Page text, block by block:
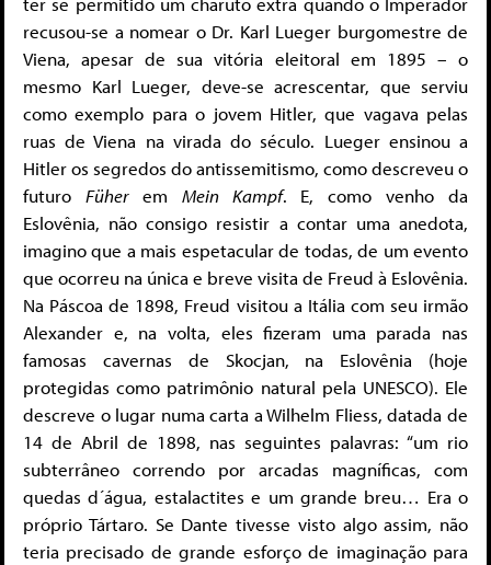
recusou-se a nomear o Dr. Karl Lueger burgomestre de
Viena, apesar de sua vitória eleitoral em 1895 – o
mesmo Karl Lueger, deve-se acrescentar, que serviu
como exemplo para o jovem Hitler, que vagava pelas
ruas de Viena na virada do século. Lueger ensinou a
Hitler os segredos do antissemitismo, como descreveu o
futuro Füherem Mein Kampf. E, como venho da
Eslovênia, não consigo resistir a contar uma anedota,
imagino que a mais espetacular de todas, de um evento
que ocorreu na única e breve visita de Freud à Eslovênia.
Na Páscoa de 1898, Freud visitou a Itália com seu irmão
Alexander e, na volta, eles fizeram uma parada nas
famosas cavernas de Skocjan, na Eslovênia (hoje
protegidas como patrimônio natural pela UNESCO). Ele
descreve o lugar numa carta a Wilhelm Fliess, datada de
14 de Abril de 1898, nas seguintes palavras: “um rio
subterrâneo correndo por arcadas magníficas, com
quedas d´água, estalactites e um grande breu… Era o
próprio Tártaro. Se Dante tivesse visto algo assim, não
teria precisado de grande esforço de imaginação para